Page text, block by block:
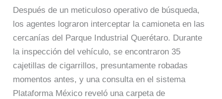
Después de un meticuloso operativo de búsqueda,
los agentes lograron interceptar la camioneta en las
cercanías del Parque Industrial Querétaro. Durante
la inspección del vehículo, se encontraron 35
cajetillas de cigarrillos, presuntamente robadas
momentos antes, y una consulta en el sistema
Plataforma México reveló una carpeta de